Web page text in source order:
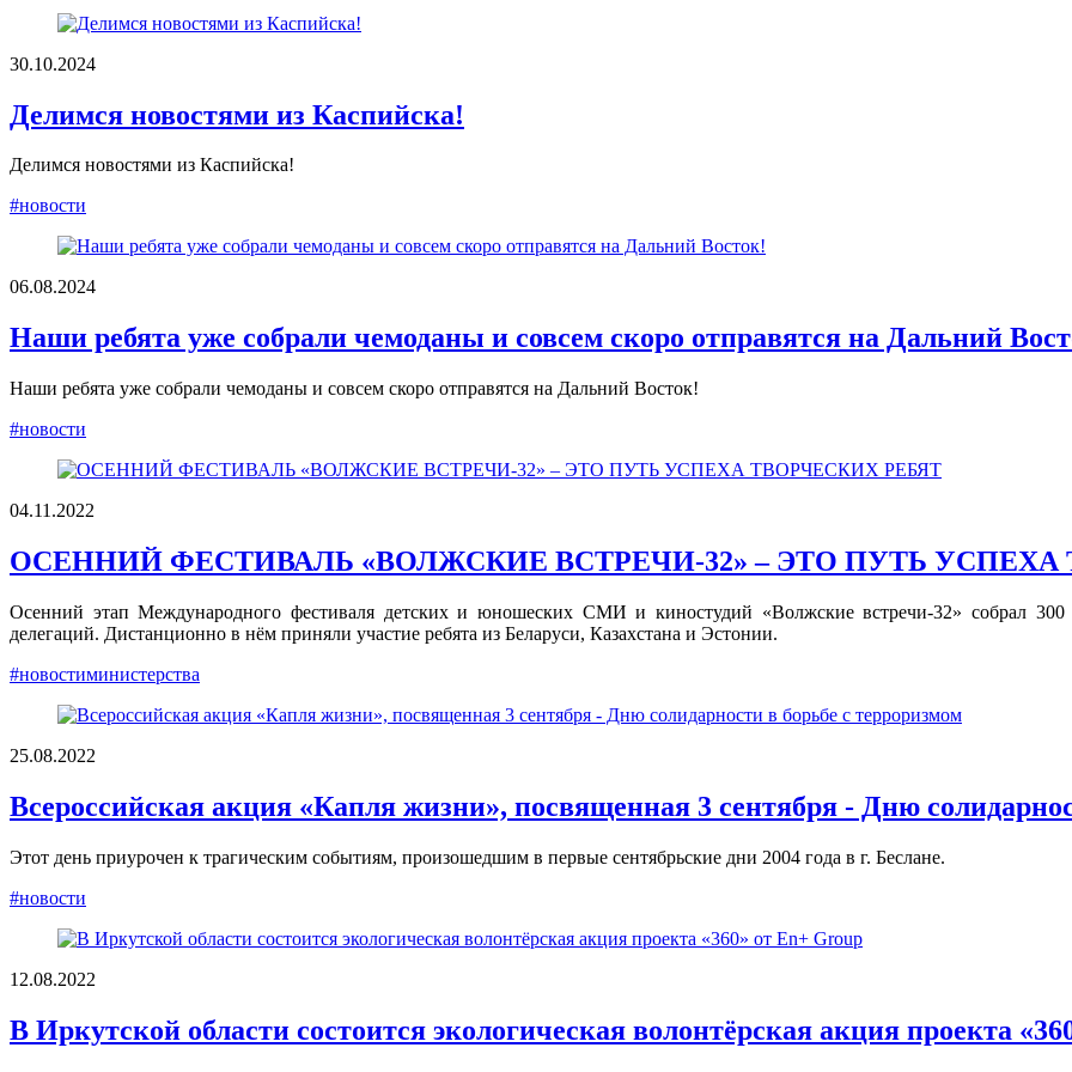
30.10.2024
Делимся новостями из Каспийска!
Делимся новостями из Каспийска!
#новости
06.08.2024
Наши ребята уже собрали чемоданы и совсем скоро отправятся на Дальний
Наши ребята уже собрали чемоданы и совсем скоро отправятся на Дальний Восток!
#новости
04.11.2022
ОСЕННИЙ ФЕСТИВАЛЬ «ВОЛЖСКИЕ ВСТРЕЧИ-32» – ЭТО ПУТЬ УСПЕХА
Осенний этап Международного фестиваля детских и юношеских СМИ и киностудий «Волжские встречи-32» собрал 300
делегаций. Дистанционно в нём приняли участие ребята из Беларуси, Казахстана и Эстонии.
#новостиминистерства
25.08.2022
Всероссийская акция «Капля жизни», посвященная 3 сентября - Дню
Этот день приурочен к трагическим событиям, произошедшим в первые сентябрьские дни 2004 года в г. Беслане.
#новости
12.08.2022
В Иркутской области состоится экологическая волонтёрская акция проекта